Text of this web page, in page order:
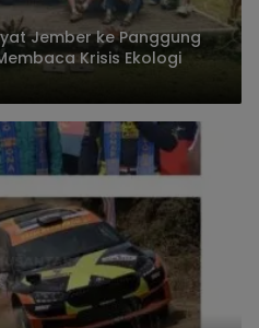
Jember ke Panggung
Krisis Ekologi